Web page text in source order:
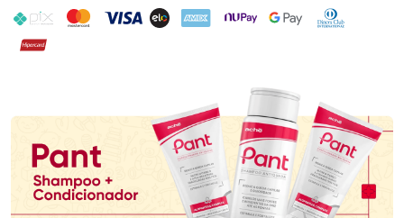
PIX MasterCard
VISA ELO AMEX NuPay Google PayDiners Club
Hipercard
Promoção em Destaque